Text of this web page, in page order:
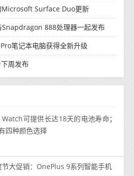
Microsoft Surface Duo更新
888处理器一起发布
笔记本电脑获得全新升级
周发布
Watch可提供长达18天的电池寿命；
四种颜色选择
大促销：OnePlus 9系列智能手机